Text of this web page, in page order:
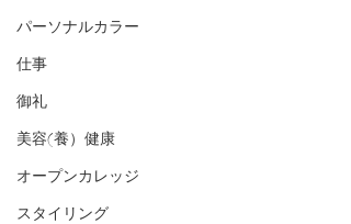
パーソナルカラー
仕事
御礼
美容(養）健康
オープンカレッジ
スタイリング